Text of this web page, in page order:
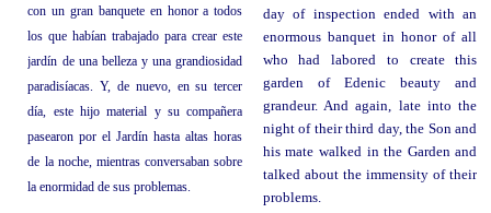
con un gran banquete en honor a todos
los que habían trabajado para crear este
jardín de una belleza y una grandiosidad
paradisíacas. Y, de nuevo, en su tercer
día, este hijo material y su compañera
pasearon por el Jardín hasta altas horas
de la noche, mientras conversaban sobre
la enormidad de sus problemas.
day of inspection ended with an
enormous banquet in honor of all
who had labored to create this
garden of Edenic beauty and
grandeur. And again, late into the
night of their third day, the Son and
his mate walked in the Garden and
talked about the immensity of their
problems.